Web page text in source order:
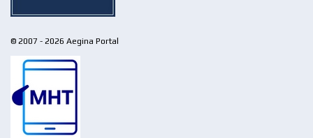
© 2007 - 2026 Aegina Portal